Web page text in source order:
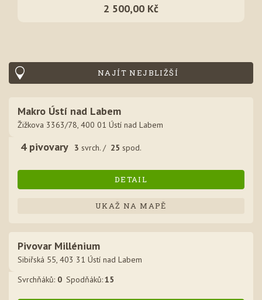
2 500,00 Kč
NAJÍT NEJBLIŽŠÍ
Makro Ústí nad Labem
Žižkova 3363/78, 400 01 Ústí nad Labem
4pivovary 3 svrch. / 25 spod.
UKAŽ NA MAPĚ
DETAIL
Pivovar Millénium
Sibiřská 55, 403 31 Ústí nad Labem
Svrchňáků: 0 Spodňáků:15